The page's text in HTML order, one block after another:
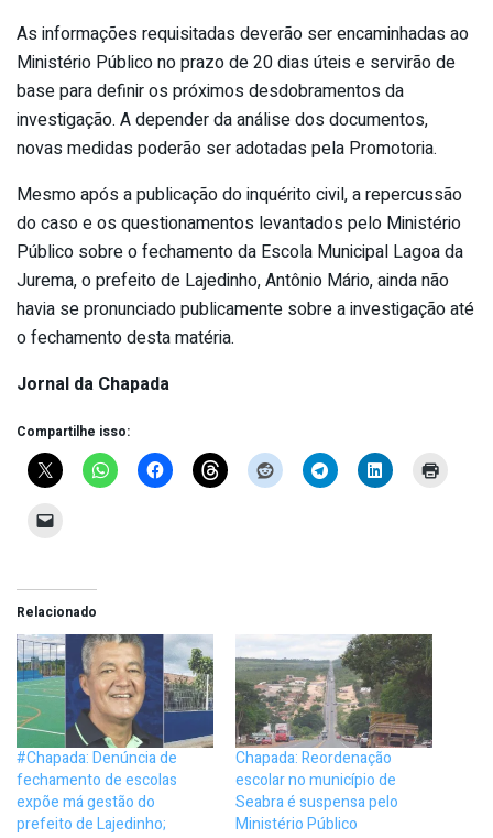
As informações requisitadas deverão ser encaminhadas ao
Ministério Público no prazo de 20 dias úteis e servirão de
base para definir os próximos desdobramentos da
investigação. A depender da análise dos documentos,
novas medidas poderão ser adotadas pela Promotoria.
Mesmo após a publicação do inquérito civil, a repercussão
do caso e os questionamentos levantados pelo Ministério
Público sobre o fechamento da Escola Municipal Lagoa da
Jurema, o prefeito de Lajedinho, Antônio Mário, ainda não
havia se pronunciado publicamente sobre a investigação até
o fechamento desta matéria.
Jornal da Chapada
Compartilhe isso:
Relacionado
#Chapada: Denúncia de
fechamento de escolas
expõe má gestão do
prefeito de Lajedinho;
Chapada: Reordenação
escolar no município de
Seabra é suspensa pelo
Ministério Público